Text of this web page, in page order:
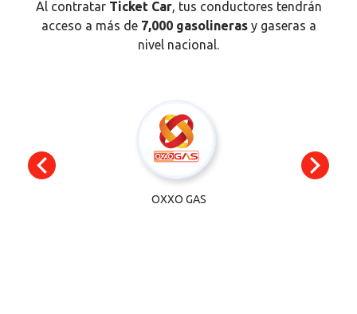
Al contratar Ticket Car, tus conductores tendrán
acceso a más de7,000 gasolinerasy gaseras a
nivel nacional.
OXXO GAS